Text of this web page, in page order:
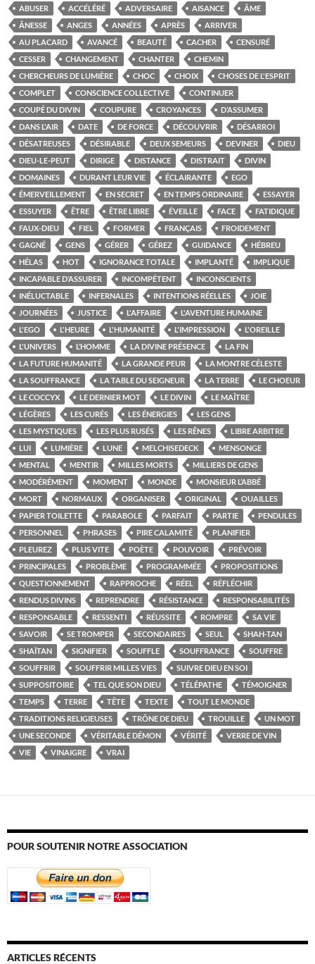
ABUSER ACCÉLÉRÉ ADVERSAIRE AISANCE
ÂME
ÂNESSE
ANGES ANNÉES APRÈS
ARRIVER
AU PLACARD
AVANCÉ BEAUTÉ CACHER
CENSURÉ
CESSER
CHANGEMENT CHANTER
CHEMIN
CHERCHEURS DE LUMIÈRE
CHOC CHOIX
CHOSES DE L'ESPRIT
COMPLET
CONSCIENCE COLLECTIVE
CONTINUER
COUPÉ DU DIVIN
COUPURE CROYANCES
D’ASSUMER
DANS L'AIR
DATE DE FORCE DÉCOUVRIR
DÉSARROI
DÉSATREUSES
DÉSIRABLE DEUX SEMEURS DEVINER
DIEU
DIEU-LE-PEUT
DIRIGE DISTANCE DISTRAIT
DIVIN
DOMAINES
DURANT LEUR VIE ÉCLAIRANTE
EGO
ÉMERVEILLEMENT
EN SECRET EN TEMPS ORDINAIRE
ESSAYER
ESSUYER
ÊTRE ÊTRE LIBRE ÉVEILLE FACE
FATIDIQUE
FAUX-DIEU
FIEL FORMER FRANÇAIS
FROIDEMENT
GAGNÉ
GENS GÉRER GÉREZ GUIDANCE
HÉBREU
HÉLAS
HOT IGNORANCE TOTALE IMPLANTÉ
IMPLIQUE
INCAPABLE D’ASSURER
INCOMPÉTENT
INCONSCIENTS
INÉLUCTABLE
INFERNALES INTENTIONS RÉELLES
JOIE
JOURNÉES
JUSTICE L'AFFAIRE
L'AVENTURE HUMAINE
L'EGO
L'HEURE L'HUMANITÉ L'IMPRESSION
L'OREILLE
L'UNIVERS
L’HOMME LA DIVINE PRÉSENCE
LA FIN
LA FUTURE HUMANITÉ
LA GRANDE PEUR
LA MONTRE CÉLESTE
LA SOUFFRANCE
LA TABLE DU SEIGNEUR LA TERRE
LE CHOEUR
LE COCCYX
LE DERNIER MOT LE DIVIN
LE MAÎTRE
LÉGÈRES
LES CURÉS LES ÉNERGIES
LES GENS
LES MYSTIQUES
LES PLUS RUSÉS LES RÊNES
LIBRE ARBITRE
LUI
LUMIÈRE LUNE MELCHISEDECK
MENSONGE
MENTAL
MENTIR MILLES MORTS
MILLIERS DE GENS
MODÉRÉMENT
MOMENT MONDE
MONSIEUR L’ABBÉ
MORT
NORMAUX ORGANISER ORIGINAL
OUAILLES
PAPIER TOILETTE
PARABOLE PARFAIT PARTIE
PENDULES
PERSONNEL
PHRASES PIRE CALAMITÉ
PLANIFIER
PLEUREZ
PLUS VITE POÈTE POUVOIR
PRÉVOIR
PRINCIPALES
PROBLÈME PROGRAMMÉE
PROPOSITIONS
QUESTIONNEMENT
RAPPROCHE RÉEL
RÉFLÉCHIR
RENDUS DIVINS
REPRENDRE RÉSISTANCE
RESPONSABILITÉS
RESPONSABLE
RESSENTI RÉUSSITE ROMPRE
SA VIE
SAVOIR
SE TROMPER SECONDAIRES SEUL
SHAH-TAN
SHAÏTAN
SIGNIFIER SOUFFLE SOUFFRANCE
SOUFFRE
SOUFFRIR
SOUFFRIR MILLES VIES
SUIVRE DIEU EN SOI
SUPPOSITOIRE
TEL QUE SON DIEU TÉLÉPATHE
TÉMOIGNER
TEMPS
TERRE TÊTE TEXTE
TOUT LE MONDE
TRADITIONS RELIGIEUSES
TRÔNE DE DIEU TROUILLE
UN MOT
UNE SECONDE
VÉRITABLE DÉMON VÉRITÉ
VERRE DE VIN
VIE
VINAIGRE VRAI
POUR SOUTENIR NOTRE ASSOCIATION
ARTICLES RÉCENTS